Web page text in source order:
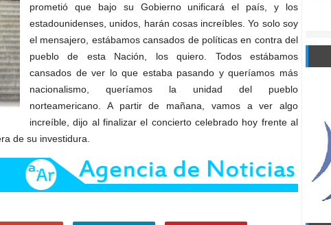
prometió que bajo su Gobierno unificará el país, y los
estadounidenses, unidos, harán cosas increíbles. Yo solo soy
el mensajero, estábamos cansados de políticas en contra del
pueblo de esta Nación, los quiero. Todos estábamos
cansados de ver lo que estaba pasando y queríamos más
nacionalismo, queríamos la unidad del pueblo
norteamericano. A partir de mañana, vamos a ver algo
increíble, dijo al finalizar el concierto celebrado hoy frente al
de su investidura.